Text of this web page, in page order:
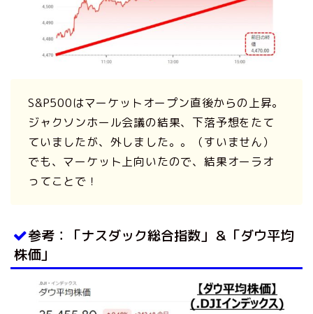
S&P500はマーケットオープン直後からの上昇。
ジャクソンホール会議の結果、下落予想をたて
ていましたが、外しました。。（すいません）
でも、マーケット上向いたので、結果オーラオ
ってことで！
参考：「ナスダック総合指数」＆「ダウ平均
株価」